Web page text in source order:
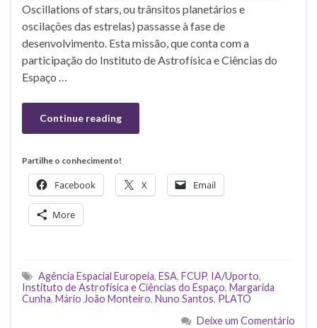
Oscillations of stars, ou trânsitos planetários e
oscilações das estrelas) passasse à fase de
desenvolvimento. Esta missão, que conta com a
participação do Instituto de Astrofísica e Ciências do
Espaço …
Continue reading
Partilhe o conhecimento!
Facebook X Email
More
Agência Espacial Europeia, ESA, FCUP, IA/Uporto,
Instituto de Astrofísica e Ciências do Espaço, Margarida
Cunha, Mário João Monteiro, Nuno Santos, PLATO
Deixe um Comentário